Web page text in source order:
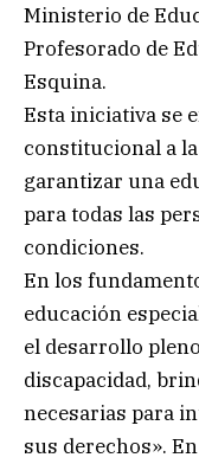
Ministerio de
Profesorado de
Esquina.
Esta iniciativa se
constitucional a
garantizar una
para todas las
condiciones.
En los
educación
el desarrollo
discapacidad,
necesarias para
sus derechos».